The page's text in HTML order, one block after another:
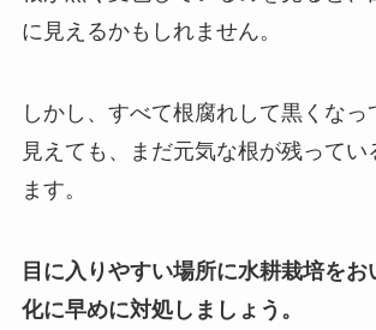
に見えるかもしれません。
しかし、すべて根腐れして黒くなっ
見えても、まだ元気な根が残ってい
ます。
目に入りやすい場所に水耕栽培をお
化に早めに対処しましょう。